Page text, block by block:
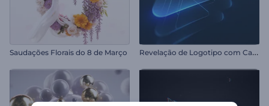
Saudações Florais do 8 de Março R
evelação de Logotipo com Camadas Brilhantes